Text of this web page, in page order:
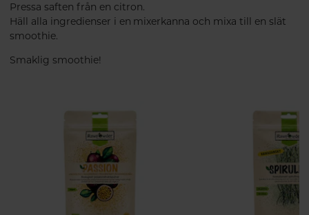
Pressa saften från en citron.
Häll alla ingredienser i en mixerkanna och mixa till en slät
smoothie.
Smaklig smoothie!